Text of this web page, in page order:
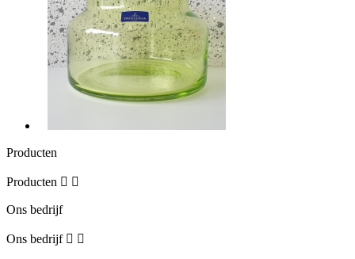
Producten
Producten  
Ons bedrijf
Ons bedrijf  